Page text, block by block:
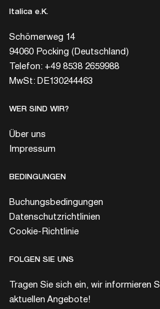
Italica e.K.
Schömerweg 14
94060 Pocking (Deutschland)
Telefon: +49 8538 2659988
MwSt: DE130244463
WER SIND WIR?
Über uns
Impressum
BEDINGUNGEN
Buchungsbedingungen
Datenschutzrichtlinien
Cookie-Richtlinie
FOLGEN SIE UNS
Tragen Sie sich ein, wir informieren
aktuellen Angebote!